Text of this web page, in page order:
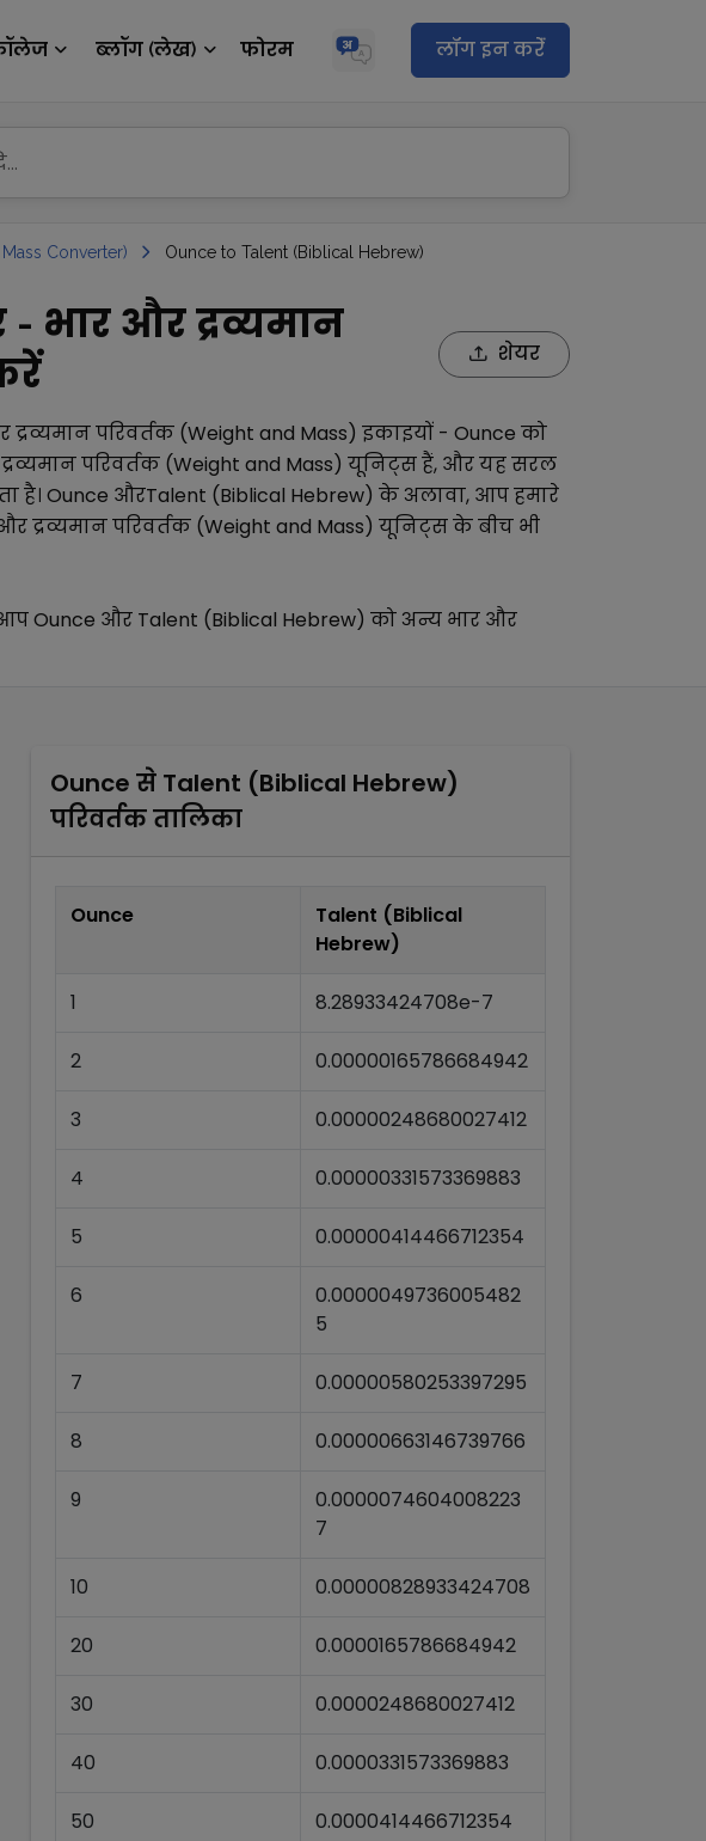
ब्लॉग (लेख) फोरम लॉग इन करेंं
Converter) Ounce to Talent (Biblical Hebrew)
भार और द्रव्यमान
शेयर
द्रव्यमान परिवर्तक (Weight and Mass) इकाइयों - Ounce को
परिवर्तक (Weight and Mass) यूनिट्स हैं, और यह सरल
है। Ounce औरTalent (Biblical Hebrew) के अलावा, आप हमारे
द्रव्यमान परिवर्तक (Weight and Mass) यूनिट्स के बीच भी
Ounce और Talent (Biblical Hebrew) को अन्य भार और
Ounce से Talent (Biblical Hebrew)
परिवर्तक तालिका
Ounce
Talent (Biblical
Hebrew)
1 8.28933424708e-7
2 0.00000165786684942
3 0.00000248680027412
4 0.00000331573369883
5 0.00000414466712354
6
0.0000049736005482
5
7 0.00000580253397295
8 0.00000663146739766
9
0.0000074604008223
7
10 0.00000828933424708
20 0.0000165786684942
30 0.0000248680027412
40 0.0000331573369883
50 0.0000414466712354